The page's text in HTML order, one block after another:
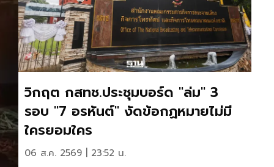
วิกฤต กสทช.ประชุมบอร์ด "ล่ม" 3
รอบ "7 อรหันต์" งัดข้อกฏหมายไม่มี
ใครยอมใคร
06 ส.ค. 2569 | 23:52 น.